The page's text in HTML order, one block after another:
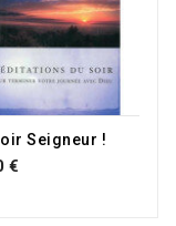
Seigneur !
€